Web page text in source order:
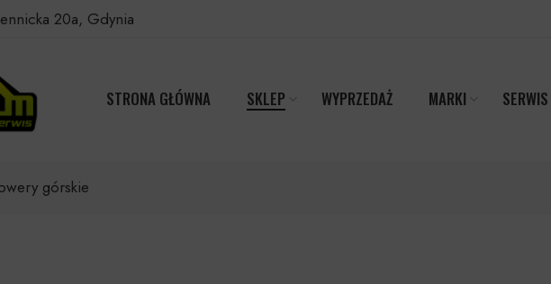
20a, Gdynia
STRONA GŁÓWNA SKLEP WYPRZEDAŻ MARKI SERWIS
górskie